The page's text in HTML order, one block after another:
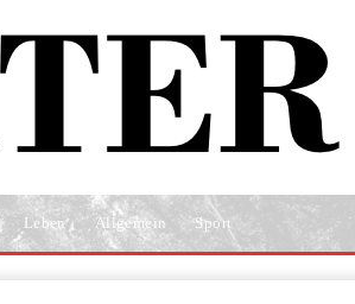
Leben Allgemein Sport